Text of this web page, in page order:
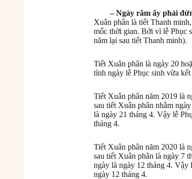
– Ngày rằm ấy phải
Xuân phân là tiết Thanh
mốc thời gian. Bởi vì lễ Phục
năm lại sau tiết Thanh minh).
Tiết Xuân phân là ngày 20
tính ngày lễ Phục sinh vừa
Tiết Xuân phân năm 2019 là
sau tiết Xuân phân nhằm
là ngày 21 tháng 4. Vậy lễ
tháng 4.
Tiết Xuân phân năm 2020 là
sau tiết Xuân phân là ngày 7
ngày là ngày 12 tháng 4. Vậy
ngày 12 tháng 4.